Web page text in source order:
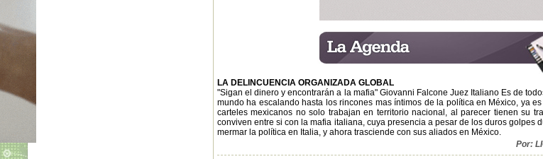
LA DELINCUENCIA ORGANIZADA GLOBAL
"Sigan el dinero y encontrarán a la mafia" Giovanni Falcone Juez Italiano Es de
mundo ha escalando hasta los rincones mas íntimos de la política en México, ya
carteles mexicanos no solo trabajan en territorio nacional, al parecer tienen su
conviven entre si con la mafia italiana, cuya presencia a pesar de los duros golpes
mermar la política en Italia, y ahora trasciende con sus aliados en México.
Por: